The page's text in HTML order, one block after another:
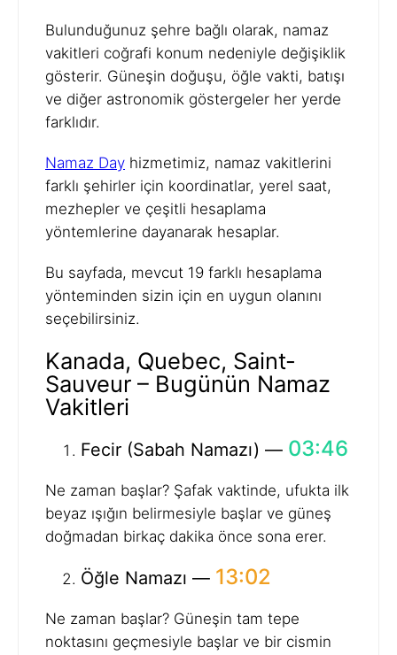
Bulunduğunuz şehre bağlı olarak, namaz
vakitleri coğrafi konum nedeniyle değişiklik
gösterir. Güneşin doğuşu, öğle vakti, batışı
ve diğer astronomik göstergeler her yerde
farklıdır.
Namaz Day hizmetimiz, namaz vakitlerini
farklı şehirler için koordinatlar, yerel saat,
mezhepler ve çeşitli hesaplama
yöntemlerine dayanarak hesaplar.
Bu sayfada, mevcut 19 farklı hesaplama
yönteminden sizin için en uygun olanını
seçebilirsiniz.
Kanada, Quebec, Saint-
Sauveur – Bugünün Namaz
Vakitleri
Fecir (Sabah Namazı) — 03:46
Ne zaman başlar? Şafak vaktinde, ufukta ilk
beyaz ışığın belirmesiyle başlar ve güneş
doğmadan birkaç dakika önce sona erer.
Öğle Namazı — 13:02
Ne zaman başlar? Güneşin tam tepe
noktasını geçmesiyle başlar ve bir cismin